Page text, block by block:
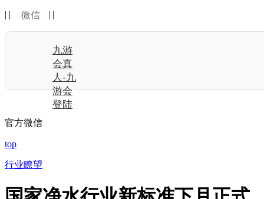
| | 微信 | |
九游
会真
人-九
游会
登陆
官方微信
top
行业瞭望